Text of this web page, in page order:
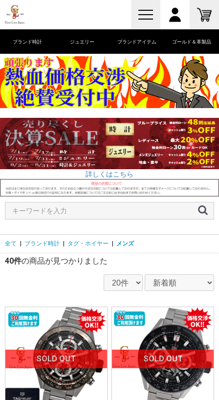
ブランド時計 ジュエリー ブランドアイテム ゴールド＆革製品
詳しくはこちら
全て ブランド時計 タグ・ホイヤー メンズ
40件の商品が見つかりました
SOLD OUT SOLD OUT